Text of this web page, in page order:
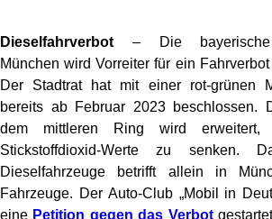
Dieselfahrverbot – Die bayerische
München wird Vorreiter für ein
Der Stadtrat hat mit einer rot-grünen
bereits ab Februar 2023 beschlossen.
dem mittleren Ring wird
Stickstoffdioxid-Werte zu senken.
Dieselfahrzeuge betrifft allein in
Fahrzeuge. Der Auto-Club „Mobil in
eine Petition gegen das Verbot